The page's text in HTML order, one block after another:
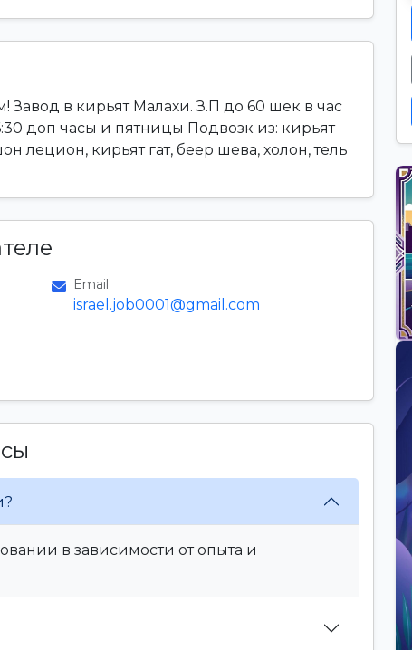
в кирьят Малахи. З.П до 60 шек в час
доп часы и пятницы Подвозк из: кирьят
лецион, кирьят гат, беер шева, холон, тель
Email
israel.job0001@gmail.com
в зависимости от опыта и